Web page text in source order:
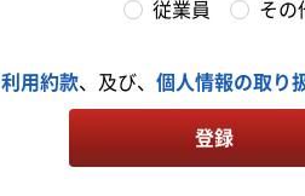
従業員 その
利用約款、及び、 個人情報の取り
登録